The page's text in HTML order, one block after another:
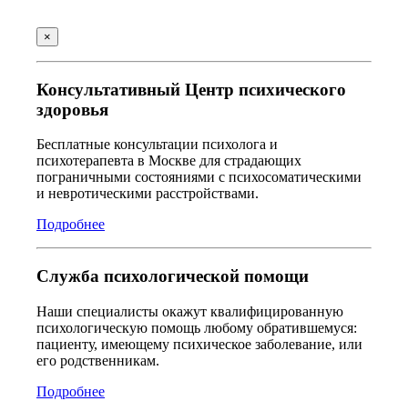
×
Консультативный Центр психического
здоровья
Бесплатные консультации психолога и
психотерапевта в Москве для страдающих
пограничными состояниями с психосоматическими
и невротическими расстройствами.
Подробнее
Служба психологической помощи
Наши специалисты окажут квалифицированную
психологическую помощь любому обратившемуся:
пациенту, имеющему психическое заболевание, или
его родственникам.
Подробнее